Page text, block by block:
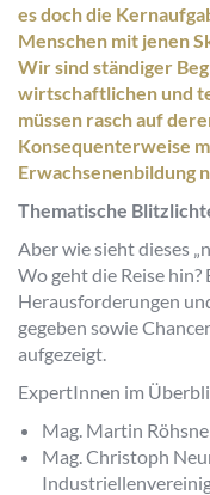
es doch die
Menschen mit jenen
Wir sind ständiger
wirtschaftlichen und
müssen rasch auf
Konsequenterweise
Erwachsenenbildung
Thematische
Aber wie sieht dieses
Wo geht die Reise
Herausforderungen
gegeben sowie
aufgezeigt.
ExpertInnen im
Mag. Martin
Mag. Christoph